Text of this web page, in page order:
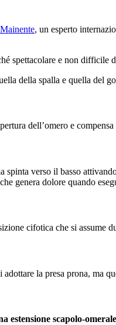
, un esperto
spettacolare e non difficile
della spalla e quella del
dell’omero e
spinta verso il basso
genera dolore quando
cifotica che si assume
la presa prona, ma
estensione scapolo-omerale